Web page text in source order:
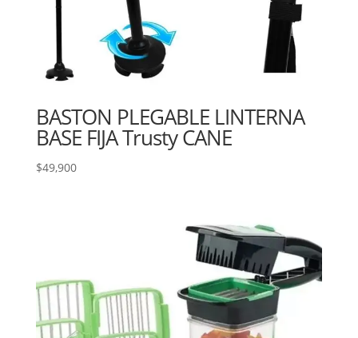
BASTON PLEGABLE LINTERNA
BASE FIJA Trusty CANE
$49,900